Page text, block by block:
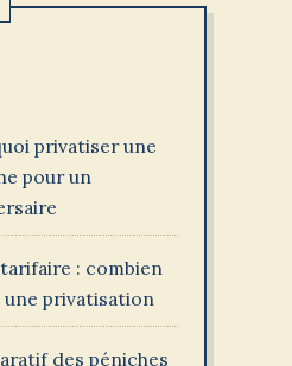
privatiser une
pour un
: combien
privatisation
des péniches